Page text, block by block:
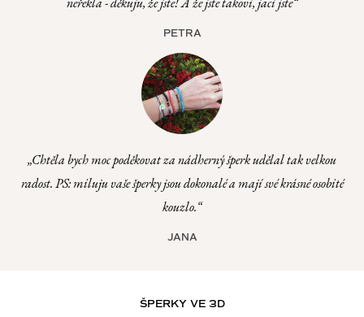
PETRA
„Chtěla bych moc poděkovat za nádherný šperk udělal tak velkou
radost. PS: miluju vaše šperky jsou dokonalé a mají své krásné osobité
kouzlo.“
JANA
ŠPERKY VE 3D